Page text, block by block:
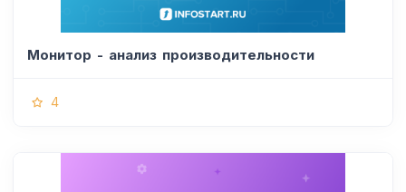
Монитор - анализ производительности
4